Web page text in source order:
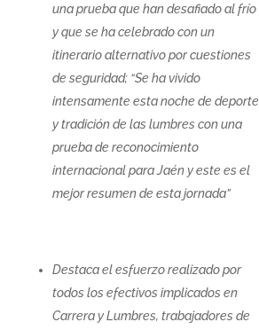
una prueba que han desafiado al frío
y que se ha celebrado con un
itinerario alternativo por cuestiones
de seguridad; “Se ha vivido
intensamente esta noche de deporte
y tradición de las lumbres con una
prueba de reconocimiento
internacional para Jaén y este es el
mejor resumen de esta jornada”
Destaca el esfuerzo realizado por
todos los efectivos implicados en
Carrera y Lumbres, trabajadores de